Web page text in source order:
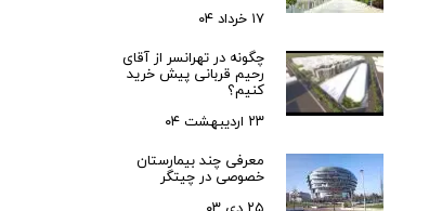
۱۷ خرداد ۰۴
چگونه در تهرانسر از آقای
رحیم قربانی پیش خرید
کنیم؟
۲۳ اردیبهشت ۰۴
معرفی چند بیمارستان
خصوصی در چیتگر